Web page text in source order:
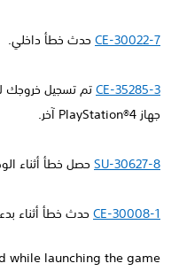
CE-30022-7 حدث خطأ داخلي.
CE-35285-3 تم تسجيل خروجك
جهاز PlayStation®4 آخر.
SU-30627-8 حصل خطأ أثناء
CE-30008-1 حدث خطأ أثناء
while launching the game.